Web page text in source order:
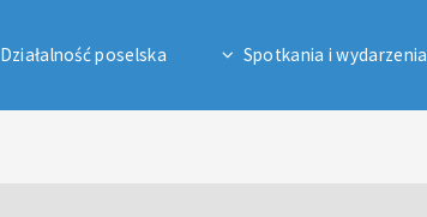
Działalność poselska Spotkania i wydarzenia